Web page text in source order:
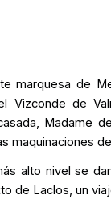
marquesa de
de
Madame
maquinaciones
alto nivel se
de Laclos, un